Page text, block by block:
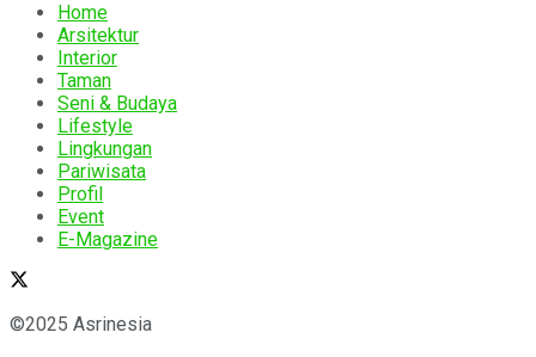
Home
Arsitektur
Interior
Taman
Seni & Budaya
Lifestyle
Lingkungan
Pariwisata
Profil
Event
E-Magazine
©2025 Asrinesia